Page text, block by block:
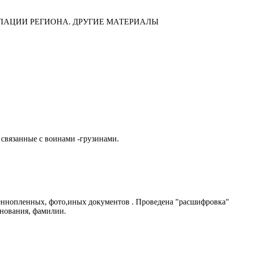
РЕГИОНА. ДРУГИЕ МАТЕРИАЛЫ
с воинами -грузинами.
фото,иных документов . Проведена "расшифровка"
фамилии.